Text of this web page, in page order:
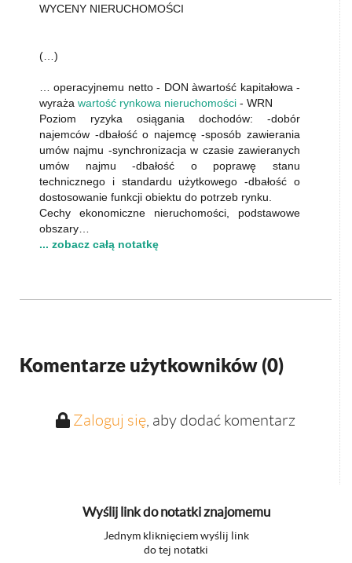
WYCENY NIERUCHOMOŚCI
(…)
… operacyjnemu netto - DON àwartość kapitałowa -
wyraża wartość rynkowa nieruchomości - WRN
Poziom ryzyka osiągania dochodów: -dobór
najemców -dbałość o najemcę -sposób zawierania
umów najmu -synchronizacja w czasie zawieranych
umów najmu -dbałość o poprawę stanu
technicznego i standardu użytkowego -dbałość o
dostosowanie funkcji obiektu do potrzeb rynku.
Cechy ekonomiczne nieruchomości, podstawowe
obszary…
... zobacz całą notatkę
Komentarze użytkowników (0)
Zaloguj się, aby dodać komentarz
Wyślij link do notatki znajomemu
Jednym kliknięciem wyślij link
do tej notatki